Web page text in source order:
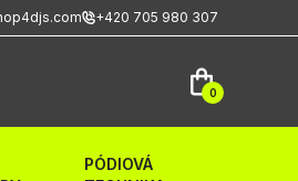
+420 705 980 307
0
PÓDIOVÁ